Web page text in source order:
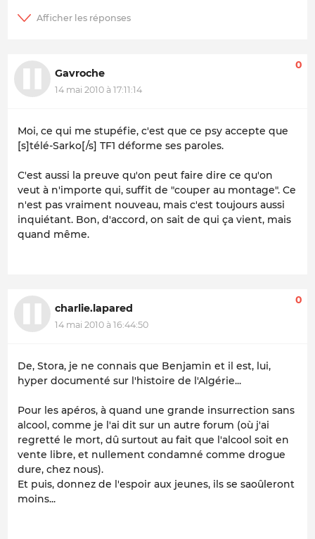
Gavroche
14 mai 2010 à 17:11:14
0
Moi, ce qui me stupéfie, c'est que ce psy accepte que
[s]télé-Sarko[/s] TF1 déforme ses paroles.
C'est aussi la preuve qu'on peut faire dire ce qu'on
veut à n'importe qui, suffit de "couper au montage". Ce
n'est pas vraiment nouveau, mais c'est toujours aussi
inquiétant. Bon, d'accord, on sait de qui ça vient, mais
quand même.
charlie.lapared
14 mai 2010 à 16:44:50
0
De, Stora, je ne connais que Benjamin et il est, lui,
hyper documenté sur l'histoire de l'Algérie...
Pour les apéros, à quand une grande insurrection sans
alcool, comme je l'ai dit sur un autre forum (où j'ai
regretté le mort, dû surtout au fait que l'alcool soit en
vente libre, et nullement condamné comme drogue
dure, chez nous).
Et puis, donnez de l'espoir aux jeunes, ils se saoûleront
moins...